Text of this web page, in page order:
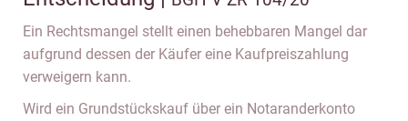
Ein Rechtsmangel stellt einen behebbaren Mangel dar
aufgrund dessen der Käufer eine Kaufpreiszahlung
verweigern kann.
Wird ein Grundstückskauf über ein Notaranderkonto